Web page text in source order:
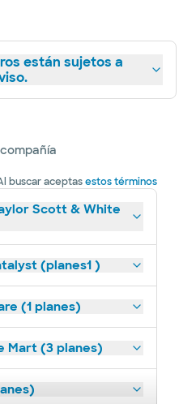
están sujetos a
buscar aceptasestos términos
Scott & White
(planes1 )
(1 planes)
Mart (3 planes)